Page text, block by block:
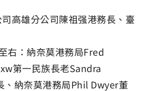
高雄分公司陳祖强港務長、臺
右：納奈莫港務局Fred
第一民族長老Sandra
、納奈莫港務局Phil Dwyer董